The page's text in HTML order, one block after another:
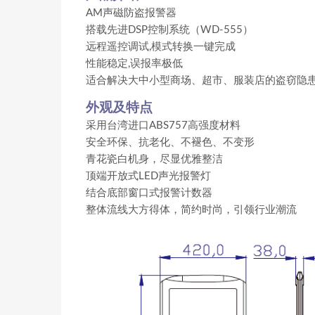
AM声磁防盗报警器
搭载先进DSP控制系统（WD-555）
远程遥控调试,模式转换一键完成
性能稳定,误报率极低
适合解决大中小型商场、超市、服装店的盗窃隐
外观及特点
采用台湾进口ABS757高强度材料
安全环保、抗老化、不褪色、不变形
青花瓷白机身，尽显优雅整洁
顶端开放式LED声光报警灯
结合底部窗口式报警计数器
整体流线大方得体，简约时尚，引领行业潮流